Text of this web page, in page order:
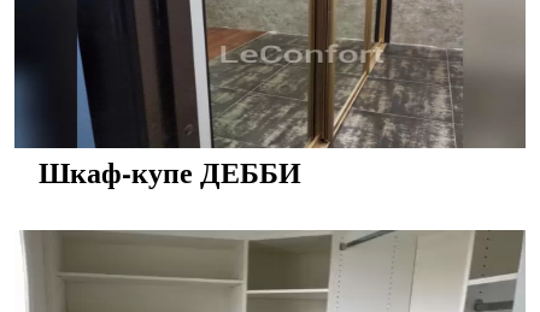
Шкаф-купе ДЕББИ